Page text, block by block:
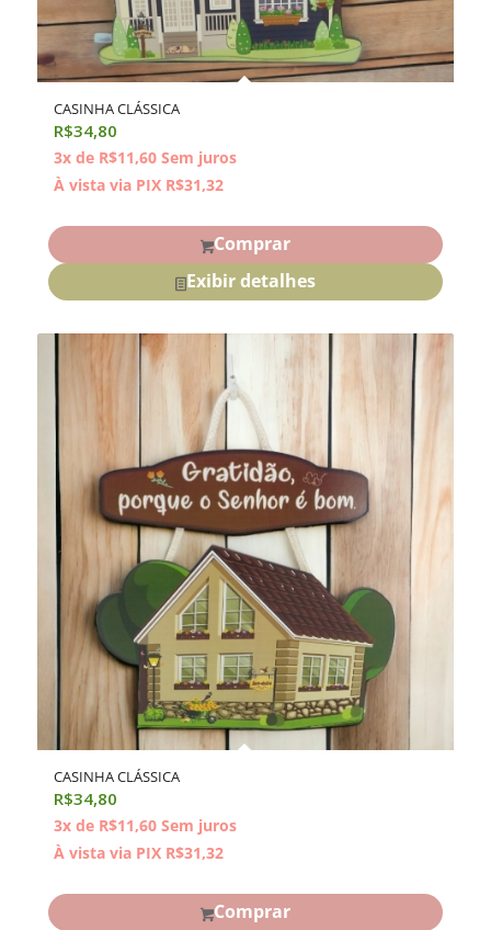
CASINHA CLÁSSICA
R$34,80
3x de R$11,60 Sem juros
À vista via PIX R$31,32
Comprar
Exibir detalhes
CASINHA CLÁSSICA
R$34,80
3x de R$11,60 Sem juros
À vista via PIX R$31,32
Comprar